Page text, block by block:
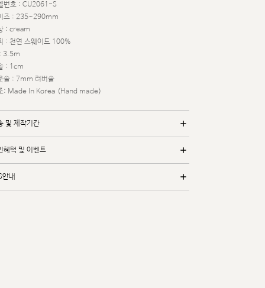
번호 : CU2061-S
즈 : 235~290mm
: cream
: 천연 스웨이드 100%
3.5m
: 1cm
솔 : 7mm 러버솔
: Made In Korea (Hand made)
및 제작기간
혜택 및 이벤트
내